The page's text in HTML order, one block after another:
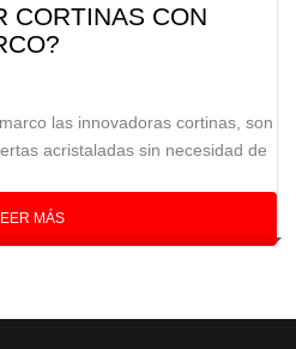
CORTINAS CON
las innovadoras cortinas, son
acristaladas sin necesidad de
MÁS